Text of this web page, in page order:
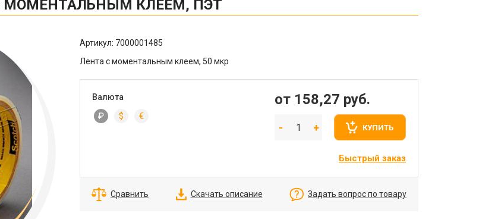
МОМЕНТАЛЬНЫМ КЛЕЕМ, ПЭТ
Артикул: 7000001485
Лента с моментальным клеем, 50 мкр
Валюта
₽ $ €
от 158,27 руб.
КУПИТЬ
Быстрый заказ
Сравнить Скачать описание Задать вопрос по товару